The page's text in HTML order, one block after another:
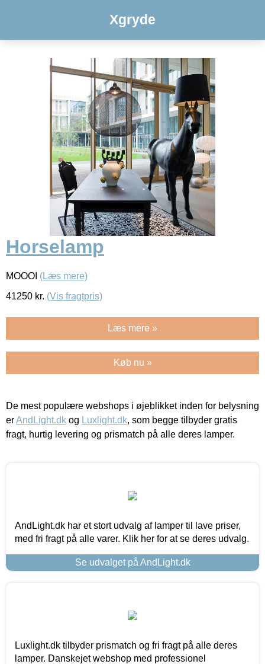
Xgryde
Horselamp
MOOOI (Læs mere)
41250 kr. (Vis fragtpris)
Læs mere »
Køb nu »
De mest populære webshops i øjeblikket inden for belysning
erAndLight.dk og Luxlight.dk, som begge tilbyder gratis
fragt, hurtig levering og prismatch på alle deres lamper.
AndLight.dk har et stort udvalg af lamper til lave priser,
med fri fragt på alle varer. Klik her for at se deres udvalg.
Se udvalget på AndLight.dk
Luxlight.dk tilbyder prismatch og fri fragt på alle deres
lamper. Danskejet webshop med professionel